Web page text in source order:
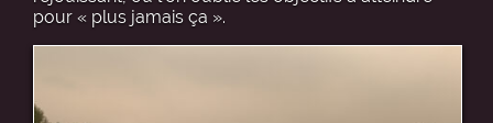
pour « plus jamais ça ».